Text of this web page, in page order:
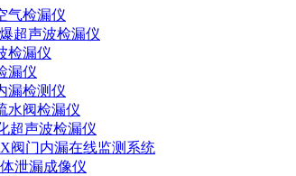
气检漏仪
超声波检漏仪
检漏仪
漏仪
漏检测仪
水阀检漏仪
超声波检漏仪
阀门内漏在线监测系统
泄漏成像仪